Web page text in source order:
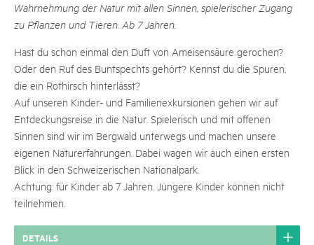
Wahrnehmung der Natur mit allen Sinnen, spie­le­r­ischer Zugang
zu Pflanzen und Tieren. Ab 7 Jahren.
Hast du schon einmal den Duft von Ameisensäure gerochen?
Oder den Ruf des Buntspechts gehört? Kennst du die Spuren,
die ein Rothirsch hinterlässt?
Auf unseren Kinder- und Familienexkursionen gehen wir auf
Entdeckungsreise in die Natur. Spielerisch und mit offenen
Sinnen sind wir im Bergwald unterwegs und machen unsere
eigenen ­Naturerfahrungen. Dabei wagen wir auch einen ersten
Blick in den Schweizerischen Nationalpark.
Achtung: für Kinder ab 7 Jahren. Jüngere Kinder können nicht
teilnehmen.
DETAILS